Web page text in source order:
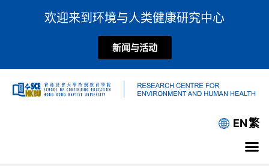
欢迎来到环境与人类健康研究中心
新闻与活动
EN繁